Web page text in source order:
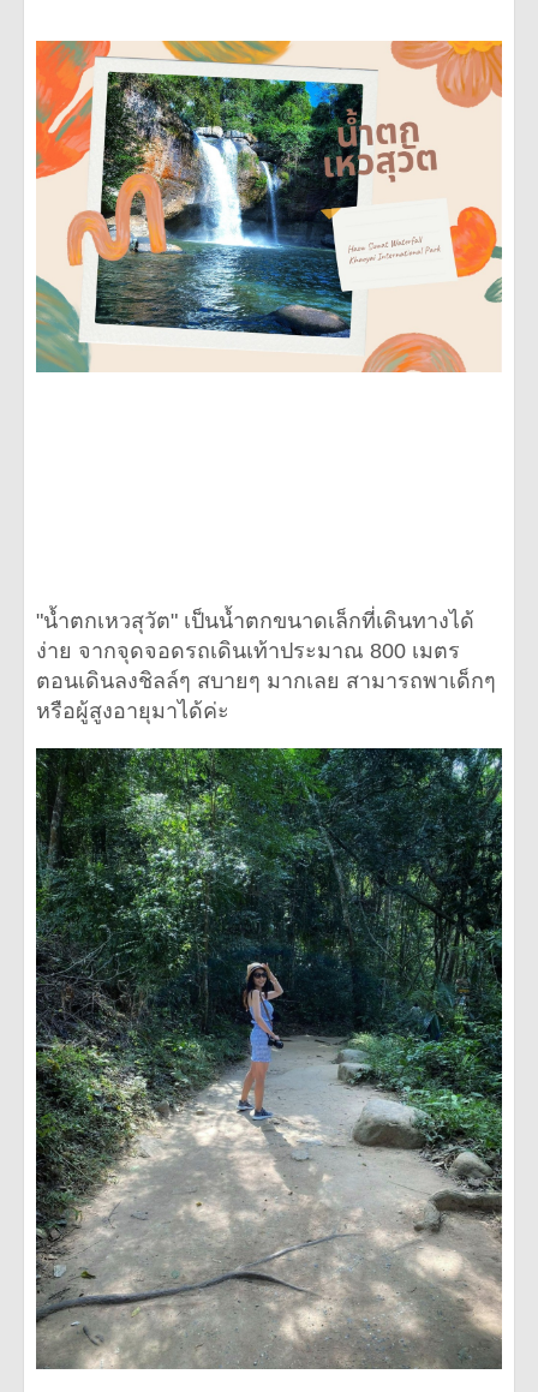
"น้ำตกเหวสุวัต" เป็นน้ำตกขนาดเล็กที่เดินทางได้
ง่าย จากจุดจอดรถเดินเท้าประมาณ 800 เมตร
ตอนเดินลงชิลล์ๆ สบายๆ มากเลย สามารถพาเด็กๆ
หรือผู้สูงอายุมาได้ค่ะ